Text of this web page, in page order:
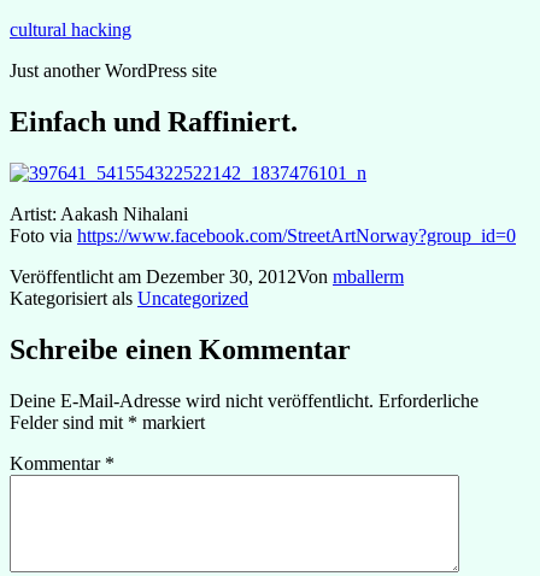
Zum
springen
cultural hacking
Just another WordPress site
Einfach und Raffiniert.
Artist: Aakash Nihalani
Foto via https://www.facebook.com/StreetArtNorway?group_id=0
Veröffentlicht am Dezember 30, 2012Von mballerm
Kategorisiert als Uncategorized
Schreibe einen Kommentar
Deine E-Mail-Adresse wird nicht veröffentlicht. Erforderliche
Felder sind mit * markiert
Kommentar *